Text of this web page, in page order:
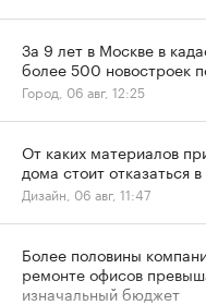
За 9 лет в Москве в
более 500 новостроек
Город, 06 авг, 12:25
От каких материалов
дома стоит отказаться
Дизайн, 06 авг, 11:47
Более половины
ремонте офисов
изначальный бюджет